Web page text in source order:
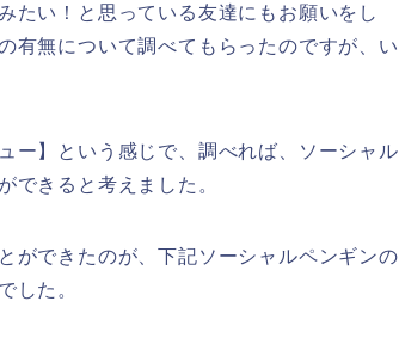
たい！と思っている友達にもお願いをし
有無について調べてもらったのですが、い
】という感じで、調べれば、ソーシャル
できると考えました。
ができたのが、下記ソーシャルペンギンの
した。